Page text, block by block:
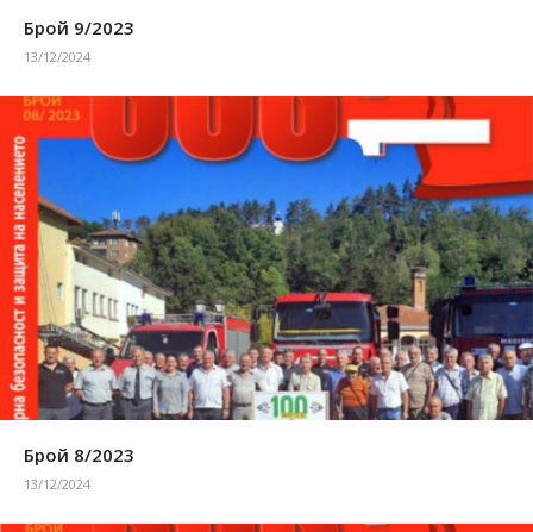
Брой 9/2023
13/12/2024
Брой 8/2023
13/12/2024